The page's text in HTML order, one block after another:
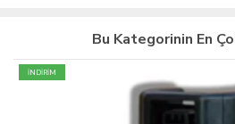
Bu Kategorinin En
İNDİRİM